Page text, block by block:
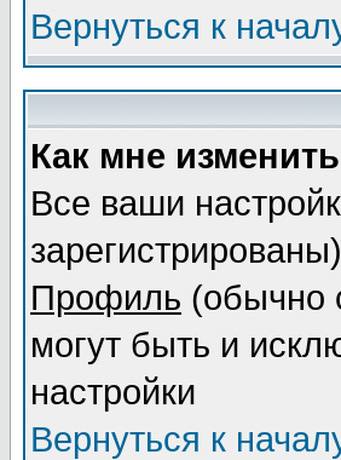
Вернуться к
Как мне
Все ваши
Профиль (обычно
могут быть и
настройки
Вернуться к